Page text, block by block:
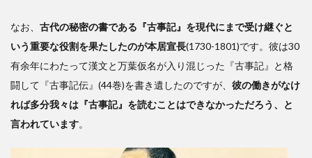
なお、 古代の秘密の書である『古事記』を現代にまで受け継ぐと
いう重要な役割を果たしたのが本居宣長(1730-1801)です。彼は30
有余年にわたって漢文と万葉仮名が入り混じった『古事記』と格
闘して『古事記伝』(44巻)を書き遺したのですが、 彼の働きがなけ
れば多分我々は『古事記』を読むことはできなかっただろう、と
言われています。